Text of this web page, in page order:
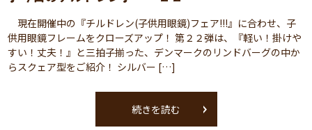
現在開催中の『チルドレン(子供用眼鏡)フェア!!!』に合わせ、子
供用眼鏡フレームをクローズアップ！ 第２２弾は、『軽い！掛けや
すい！丈夫！』と三拍子揃った、デンマークのリンドバーグの中か
らスクェア型をご紹介！ シルバー […]
続きを読む